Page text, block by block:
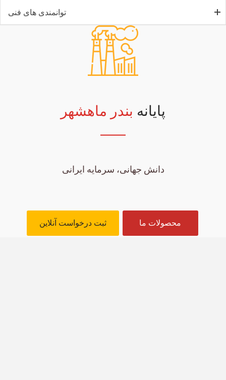
توانمندی های فنی
پایانه بندر ماهشهر
دانش جهانی، سرمایه ایرانی
ثبت درخواست آنلاین محصولات ما